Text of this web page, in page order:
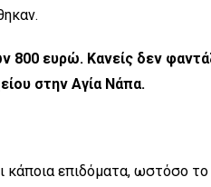
800 ευρώ. Κανείς δεν
στην Αγία Νάπα.
επιδόματα, ωστόσο το